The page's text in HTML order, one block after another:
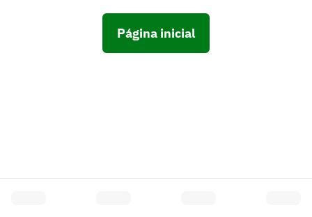
Página inicial